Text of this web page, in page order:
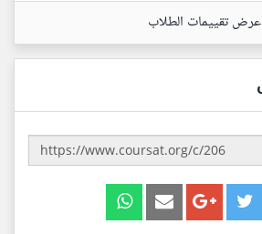
عرض تقييمات الطلاب